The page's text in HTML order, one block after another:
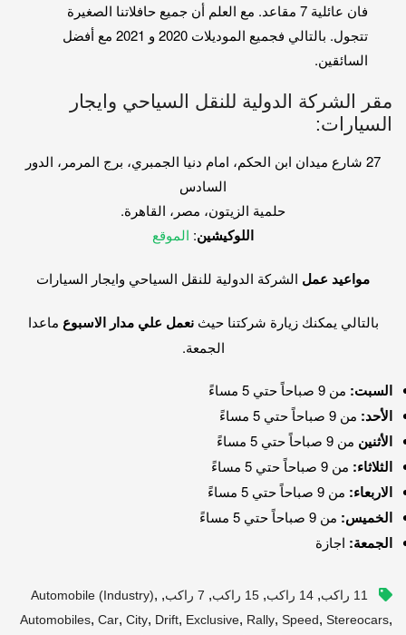
فان عائلية 7 مقاعد. مع العلم أن جميع حافلاتنا الصغيرة
تتجول. بالتالي فجميع الموديلات 2020 و 2021 مع أفضل
السائقين.
مقر الشركة الدولية للنقل السياحي وايجار
السيارات:
27 شارع ميدان ابن الحكم، امام دنيا الجمبري، برج المرمر، الدور
السادس
حلمية الزيتون، مصر، القاهرة.
اللوكيشين: الموقع
مواعيد عمل الشركة الدولية للنقل السياحي وايجار السيارات
بالتالي يمكنك زيارة شركتنا حيثنعمل علي مدار الاسبوع ماعدا
الجمعة.
السبت: من 9 صباحاً حتي 5 مساءً
الأحد: من 9 صباحاً حتي 5 مساءً
الأثنين من 9 صباحاً حتي 5 مساءً
الثلاثاء: من 9 صباحاً حتي 5 مساءً
الاربعاء: من 9 صباحاً حتي 5 مساءً
الخميس: من 9 صباحاً حتي 5 مساءً
الجمعة: اجازة
11 راكب , 14 راكب , 15 راكب , 7 راكب ,
Automobile (industry),
Automobiles, Car, City, Drift, Exclusive, Rally, Speed, Stereocars,